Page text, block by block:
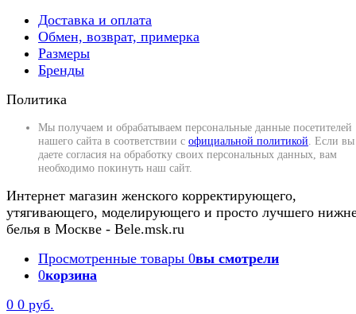
Доставка и оплата
Обмен, возврат, примерка
Размеры
Бренды
Политика
Мы получаем и обрабатываем персональные данные посетителей
нашего сайта в соответствии с официальной политикой. Если вы
даете согласия на обработку своих персональных данных, вам
необходимо покинуть наш сайт.
Интернет магазин женского корректирующего,
утягивающего, моделирующего и просто лучшего
белья в Москве - Bele.msk.ru
Просмотренные товары 0вы смотрели
0корзина
0 0 руб.